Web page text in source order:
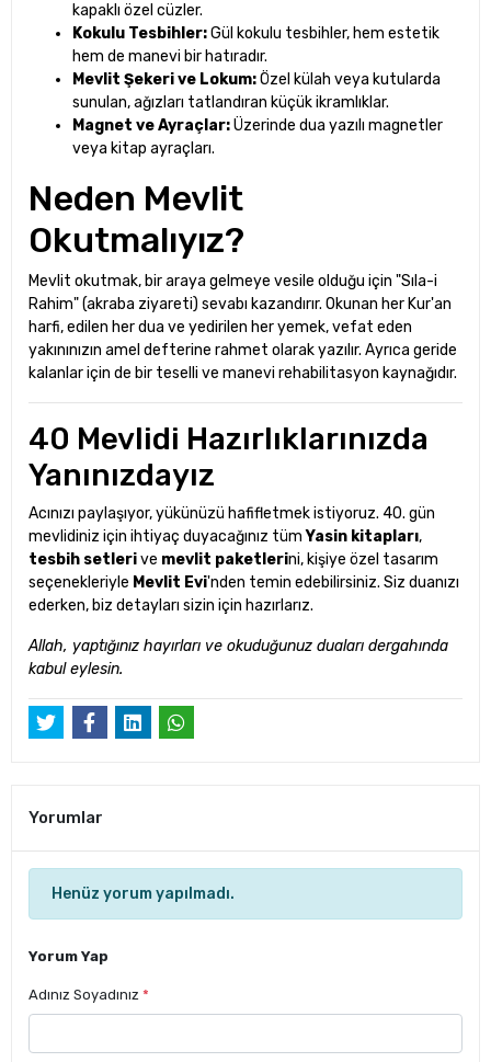
kapaklı özel cüzler.
Kokulu Tesbihler:Gül kokulu tesbihler, hem estetik
hem de manevi bir hatıradır.
Mevlit Şekeri ve Lokum:Özel külah veya kutularda
sunulan, ağızları tatlandıran küçük ikramlıklar.
Magnet ve Ayraçlar:Üzerinde dua yazılı magnetler
veya kitap ayraçları.
Neden Mevlit
Okutmalıyız?
Mevlit okutmak, bir araya gelmeye vesile olduğu için "Sıla-i
Rahim" (akraba ziyareti) sevabı kazandırır. Okunan her Kur'an
harfi, edilen her dua ve yedirilen her yemek, vefat eden
yakınınızın amel defterine rahmet olarak yazılır. Ayrıca geride
kalanlar için de bir teselli ve manevi rehabilitasyon kaynağıdır.
40 Mevlidi Hazırlıklarınızda
Yanınızdayız
Acınızı paylaşıyor, yükünüzü hafifletmek istiyoruz. 40. gün
mevlidiniz için ihtiyaç duyacağınız tümYasin kitapları,
tesbih setlerive mevlit paketlerini, kişiye özel tasarım
seçenekleriyle Mevlit Evi'nden temin edebilirsiniz. Siz duanızı
ederken, biz detayları sizin için hazırlarız.
Allah, yaptığınız hayırları ve okuduğunuz duaları dergahında
kabul eylesin.
Yorumlar
Henüz yorum yapılmadı.
Yorum Yap
Adınız Soyadınız *